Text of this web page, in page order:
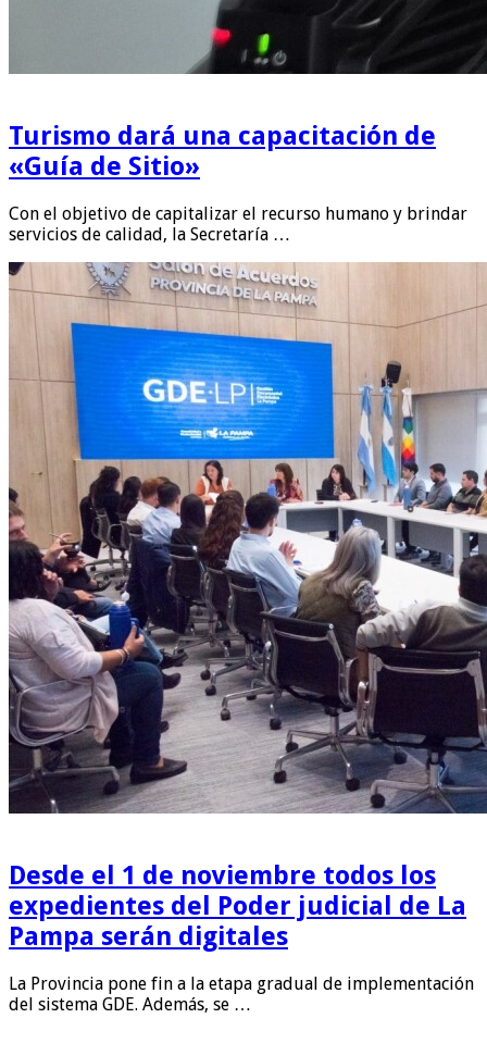
Turismo dará una capacitación de
«Guía de Sitio»
Con el objetivo de capitalizar el recurso humano y brindar
servicios de calidad, la Secretaría …
Desde el 1 de noviembre todos los
expedientes del Poder judicial de La
Pampa serán digitales
La Provincia pone fin a la etapa gradual de implementación
del sistema GDE. Además, se …